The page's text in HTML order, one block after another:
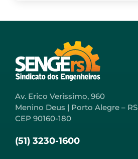
Av. Erico Verissimo, 960
Menino Deus | Porto Alegre – RS
CEP 90160-180
(51) 3230-1600